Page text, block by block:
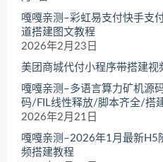
嘎嘎亲测–彩虹易支付快手支
道搭建图文教程
2026年2月23日
美团商城代付小程序带搭建视
嘎嘎亲测–多语言算力矿机源
码/FIL线性释放/脚本齐全/搭
2026年2月21日
嘎嘎亲测–2026年1月最新H5
频搭建教程